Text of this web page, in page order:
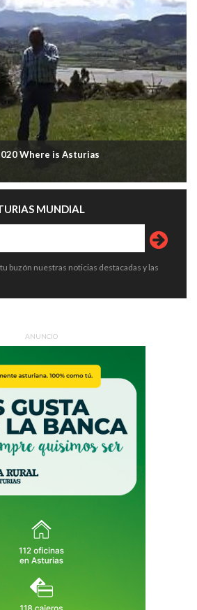
Where is Asturias
MUNDIAL
buzón nuestras noticias destacadas y las
ANUNCIO